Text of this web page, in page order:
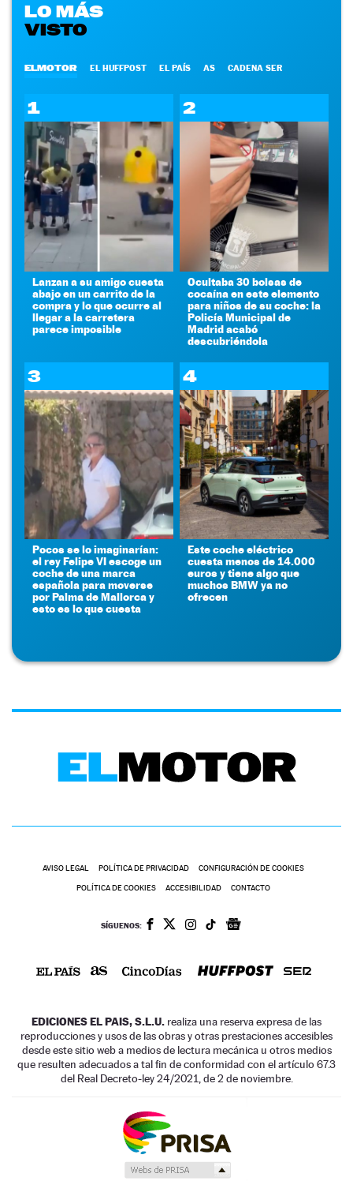
LO MÁS
VISTO
ELMOTOR EL HUFFPOST EL PAÍS AS CADENA SER
1
Lanzan a su amigo cuesta
abajo en un carrito de la
compra y lo que ocurre al
llegar a la carretera
parece imposible
2
Ocultaba 30 bolsas de
cocaína en este elemento
para niños de su coche: la
Policía Municipal de
Madrid acabó
descubriéndola
3
Pocos se lo imaginarían:
el rey Felipe VI escoge un
coche de una marca
española para moverse
por Palma de Mallorca y
esto es lo que cuesta
4
Este coche eléctrico
cuesta menos de 14.000
euros y tiene algo que
muchos BMW ya no
ofrecen
AVISO LEGAL POLÍTICA DE PRIVACIDAD CONFIGURACIÓN DE COOKIES
POLÍTICA DE COOKIES ACCESIBILIDAD CONTACTO
SÍGUENOS:
EDICIONES EL PAIS, S.L.U. realiza una reserva expresa de las
reproducciones y usos de las obras y otras prestaciones accesibles
desde este sitio web a medios de lectura mecánica u otros medios
que resulten adecuados a tal fin de conformidad con el artículo 67.3
del Real Decreto-ley 24/2021, de 2 de noviembre.